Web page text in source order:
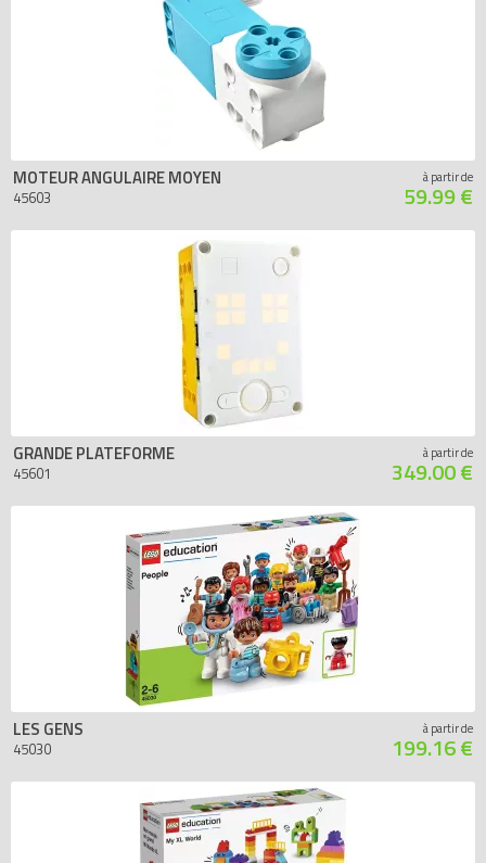
MOTEUR ANGULAIRE MOYEN
45603
à partir de
59.99 €
GRANDE PLATEFORME
45601
à partir de
349.00 €
LES GENS
45030
à partir de
199.16 €